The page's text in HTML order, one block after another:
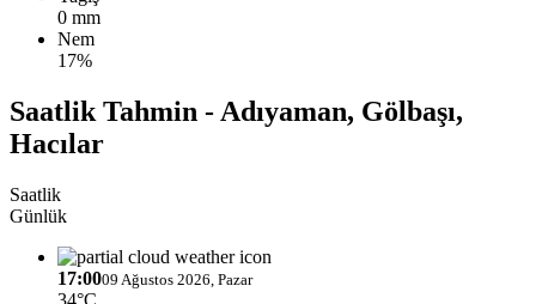
0 mm
Nem
17%
Saatlik Tahmin - Adıyaman, Gölbaşı,
Hacılar
Saatlik
Günlük
17:0009 Ağustos 2026, Pazar
34°C